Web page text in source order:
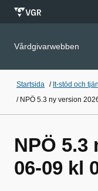
Vårdgivarwebben
Startsida / It-stöd och
/ NPÖ 5.3 ny version
NPÖ 5.3
06-09 kl